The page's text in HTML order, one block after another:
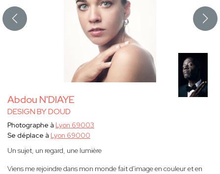
Abdou N'DIAYE
DESIGN BY DOUD
Photographe à Lyon 69003
Se déplace à Lyon 69000
Un sujet, un regard, une lumière
Viens me rejoindre dans mon monde fait d'image en couleur et en